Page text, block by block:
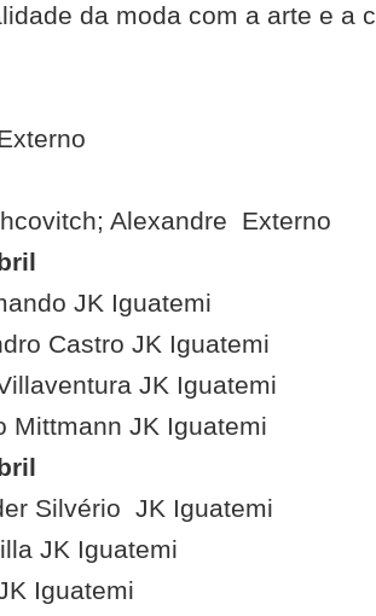
da moda com a arte e a
Alexandre
Externo
JK Iguatemi
Castro JK Iguatemi
JK Iguatemi
Mittmann JK Iguatemi
Silvério JK Iguatemi
JK Iguatemi
Iguatemi